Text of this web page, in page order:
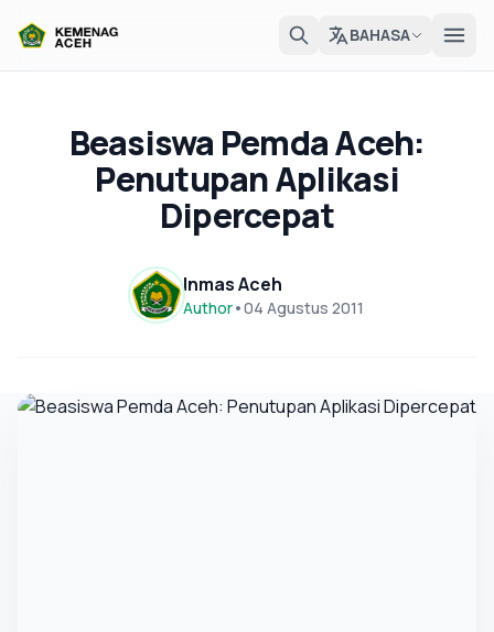
BAHASA
Beasiswa Pemda Aceh:
Penutupan Aplikasi
Dipercepat
Inmas Aceh
Author•04 Agustus 2011